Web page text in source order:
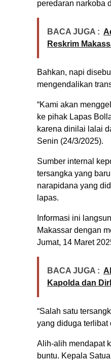
peredaran narkoba
BACA JUGA :
Reskrim
Bahkan, napi
mengendalikan
“Kami akan
ke pihak Lapas
karena dinilai lalai
Senin (24/3/2025).
Sumber internal
tersangka yang
narapidana yang
lapas.
Informasi ini
Makassar dengan
Jumat, 14 Maret
BACA JUGA :
Kapolda dan
“Salah satu
yang diduga terlibat
Alih-alih mendapat
buntu. Kepala